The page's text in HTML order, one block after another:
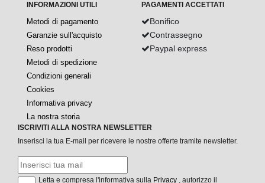
INFORMAZIONI UTILI
Metodi di pagamento
Garanzie sull'acquisto
Reso prodotti
Metodi di spedizione
Condizioni generali
Cookies
Informativa privacy
La nostra storia
PAGAMENTI ACCETTATI
Bonifico
Contrassegno
Paypal express
ISCRIVITI ALLA NOSTRA NEWSLETTER
Inserisci la tua E-mail per ricevere le nostre offerte tramite newsletter.
Letta e compresa l'informativa sulla Privacy , autorizzo il